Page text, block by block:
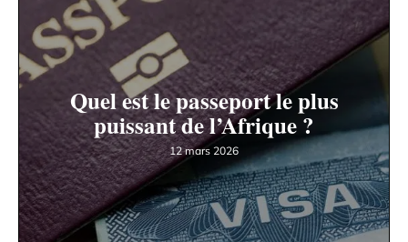
Quel est le passeport le plus
puissant de l’Afrique ?
12 mars 2026